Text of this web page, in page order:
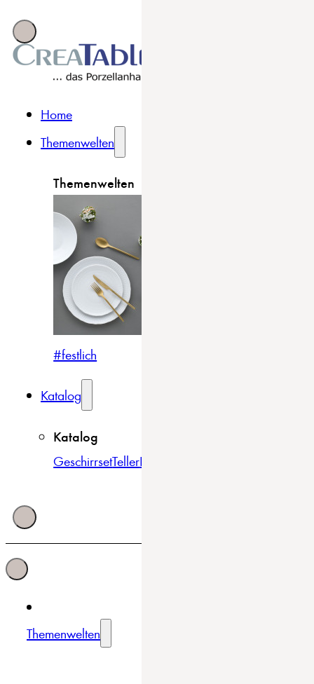
Home
Themenwelten
Themenwelten
#festlich
Katalog
Katalog
GeschirrsetTellerBowls & Schüsseln
Themenwelten